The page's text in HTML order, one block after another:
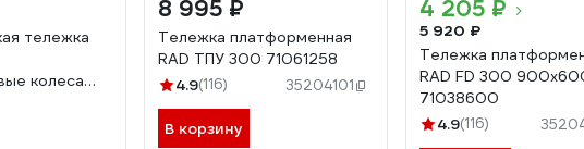
тележка
колеса
8 995 ₽
Тележка платформенная
RAD ТПУ 300 71061258
4.9(116) 35204101
В корзину
4 205 ₽
5 920 ₽
Тележка
RAD FD 300
71038600
4.9(116)